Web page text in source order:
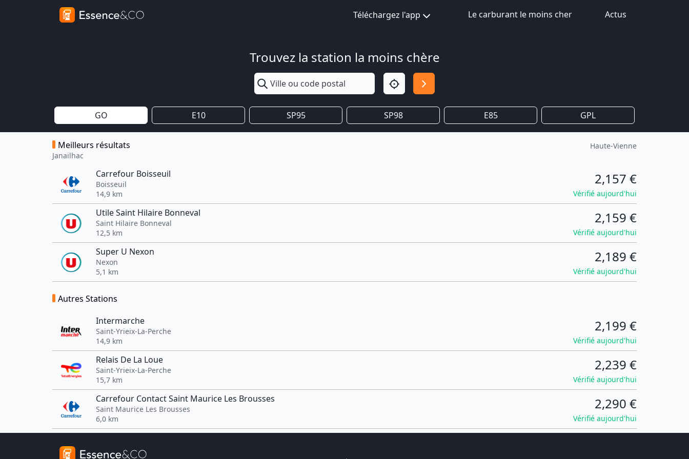
Téléchargez l'app Le carburant le moins cher Actus
Trouvez la station la moins chère
GO E10 SP95 SP98 E85 GPL
Meilleurs résultats
Janailhac
Haute-Vienne
Carrefour Boisseuil
Boisseuil
14,9 km
2,157 €
Vérifié aujourd'hui
Utile Saint Hilaire Bonneval
Saint Hilaire Bonneval
12,5 km
2,159 €
Vérifié aujourd'hui
Super U Nexon
Nexon
5,1 km
2,189 €
Vérifié aujourd'hui
Autres Stations
Intermarche
Saint-Yrieix-La-Perche
14,9 km
2,199 €
Vérifié aujourd'hui
Relais De La Loue
Saint-Yrieix-La-Perche
15,7 km
2,239 €
Vérifié aujourd'hui
Carrefour Contact Saint Maurice Les Brousses
Saint Maurice Les Brousses
6,0 km
2,290 €
Vérifié aujourd'hui